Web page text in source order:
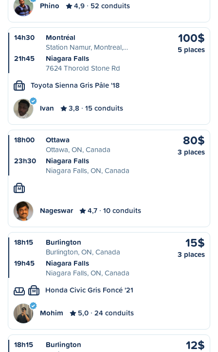
Phino 4,9 52 conduits
14h30
Montréal
Station Namur, Montreal,…
21h45
Niagara Falls
7624 Thorold Stone Rd
100$
5 places
M Toyota Sienna Gris Pâle '18
Ivan 3,8 15 conduits
18h00
Ottawa
Ottawa, ON, Canada
23h30
Niagara Falls
Niagara Falls, ON, Canada
80$
3 places
M
Nageswar 4,7 10 conduits
18h15
Burlington
Burlington, ON, Canada
19h45
Niagara Falls
Niagara Falls, ON, Canada
15$
3 places
M Honda Civic Gris Foncé '21
Mohim 5,0 24 conduits
18h15
Burlington
12$